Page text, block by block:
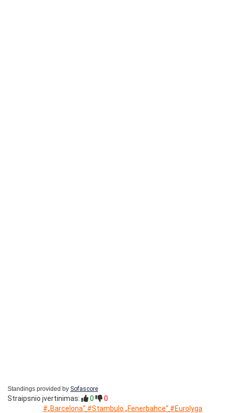
Standings provided by Sofascore
Straipsnio įvertinimas: 0
0
#„Barcelona“ #Stambulo „Fenerbahce“ #Eurolyga